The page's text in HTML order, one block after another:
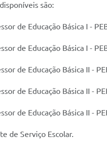
são:
de Educação Básica I -
de Educação Básica I -
de Educação Básica II -
de Educação Básica II -
de Educação Básica II -
Serviço Escolar.